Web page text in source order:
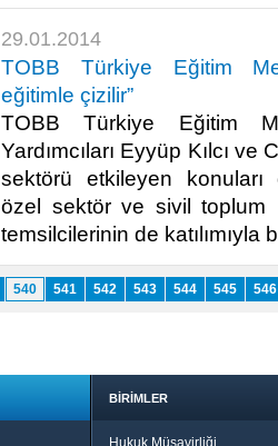
29.01.2014
TOBB Türkiye Eğitim
eğitimle çizilir”
TOBB Türkiye Eğitim
Yardımcıları Eyyüp Kılcı ve
sektörü etkileyen
özel sektör ve sivil toplum
temsilcilerinin de katılımıyla
540 541 542 543 544 545 546
BİRİMLER
Hukuk Müşavirliği